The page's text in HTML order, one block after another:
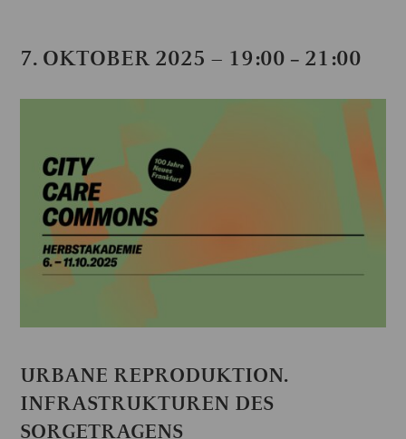
7. OKTOBER 2025 – 19:00 – 21:00
URBANE REPRODUKTION.
INFRASTRUKTUREN DES
SORGETRAGENS